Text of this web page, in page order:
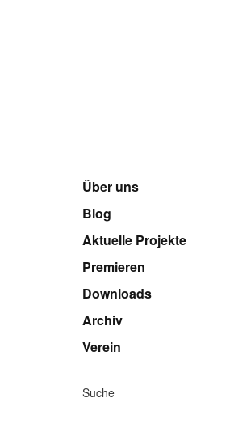
Über uns
Blog
Aktuelle Projekte
Premieren
Downloads
Archiv
Verein
Suche